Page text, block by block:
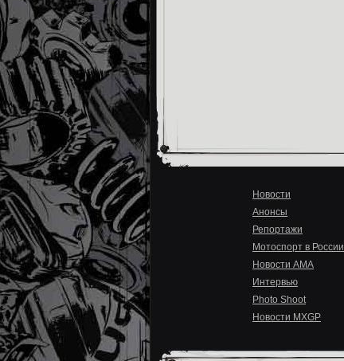
Новости
Анонсы
Репортажи
Мотоспорт в России
Новости AMA
Интервью
Photo Shoot
Новости MXGP